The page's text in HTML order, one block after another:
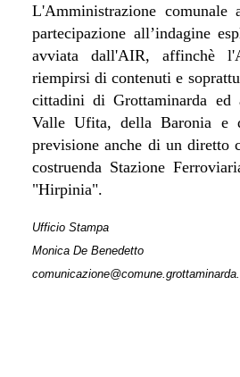
L'Amministrazione comunale
partecipazione all’indagine
avviata dall'AIR, affinchè
riempirsi di contenuti e
cittadini di Grottaminarda ed
Valle Ufita, della Baronia e
previsione anche di un diretto
costruenda Stazione
"Hirpinia".
Ufficio Stampa
Monica De Benedetto